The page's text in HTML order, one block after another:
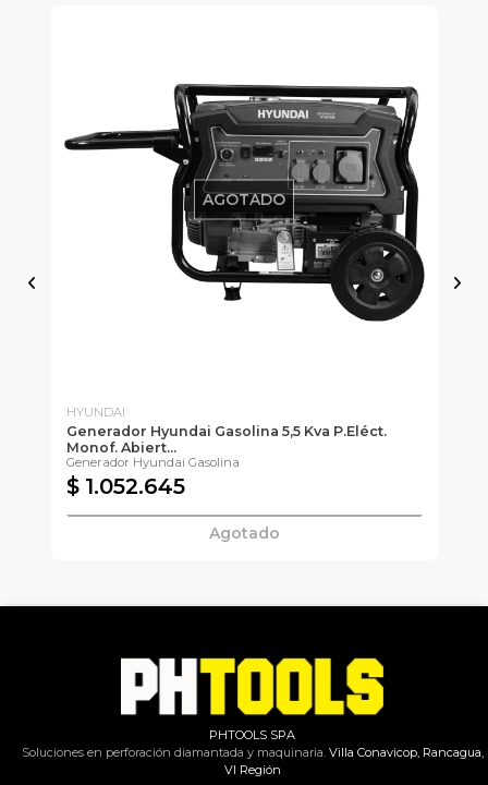
AGOTADO
HYUNDAI
Generador Hyundai Gasolina 5,5 Kva P.eléct.
Monof. Abiert...
Generador Hyundai Gasolina
$ 1.052.645
Agotado
PHTOOLS SPA
Soluciones en perforación diamantada y maquinaria.Villa Conavicop, Rancagua,
VI Región